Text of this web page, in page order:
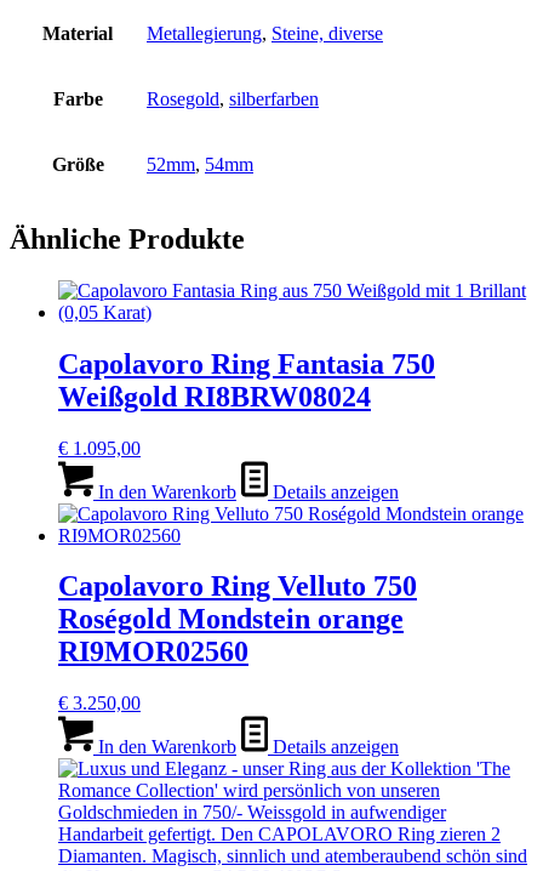
Material Metallegierung, Steine, diverse
Farbe Rosegold, silberfarben
Größe 52mm, 54mm
Ähnliche Produkte
Capolavoro Ring Fantasia 750
Weißgold RI8BRW08024
€ 1.095,00
In den Warenkorb Details anzeigen
Capolavoro Ring Velluto 750
Roségold Mondstein orange
RI9MOR02560
€ 3.250,00
In den Warenkorb Details anzeigen